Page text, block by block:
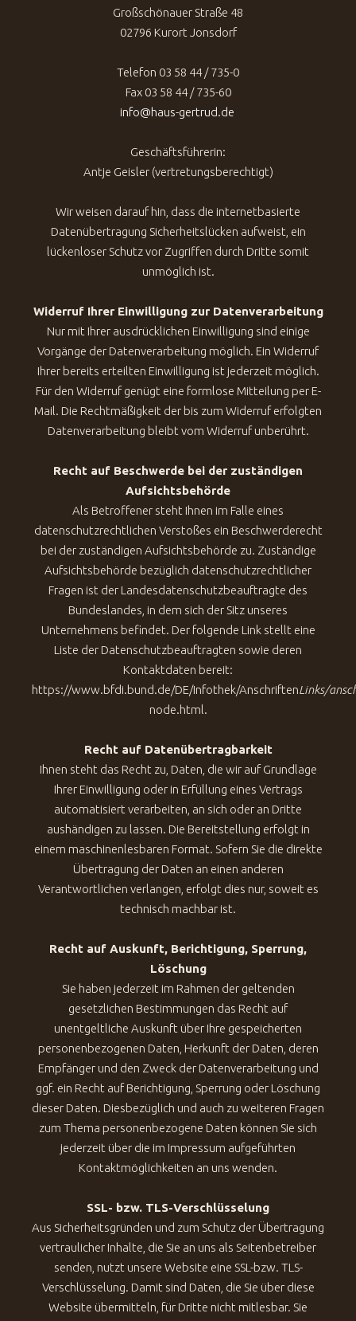
Großschönauer Straße 48
02796 Kurort Jonsdorf
Telefon 03 58 44 / 735-0
Fax 03 58 44 / 735-60
info@haus-gertrud.de
Geschäftsführerin:
Antje Geisler (vertretungsberechtigt)
Wir weisen darauf hin, dass die internetbasierte
Datenübertragung Sicherheitslücken aufweist, ein
lückenloser Schutz vor Zugriffen durch Dritte somit
unmöglich ist.
Widerruf Ihrer Einwilligung zur Datenverarbeitung
Nur mit Ihrer ausdrücklichen Einwilligung sind einige
Vorgänge der Datenverarbeitung möglich. Ein Widerruf
Ihrer bereits erteilten Einwilligung ist jederzeit möglich.
Für den Widerruf genügt eine formlose Mitteilung per E-
Mail. Die Rechtmäßigkeit der bis zum Widerruf erfolgten
Datenverarbeitung bleibt vom Widerruf unberührt.
Recht auf Beschwerde bei der zuständigen
Aufsichtsbehörde
Als Betroffener steht Ihnen im Falle eines
datenschutzrechtlichen Verstoßes ein Beschwerderecht
bei der zuständigen Aufsichtsbehörde zu. Zuständige
Aufsichtsbehörde bezüglich datenschutzrechtlicher
Fragen ist der Landesdatenschutzbeauftragte des
Bundeslandes, in dem sich der Sitz unseres
Unternehmens befindet. Der folgende Link stellt eine
Liste der Datenschutzbeauftragten sowie deren
Kontaktdaten bereit:
https://www.bfdi.bund.de/DE/Infothek/AnschriftenLinks/
node.html.
Recht auf Datenübertragbarkeit
Ihnen steht das Recht zu, Daten, die wir auf Grundlage
Ihrer Einwilligung oder in Erfüllung eines Vertrags
automatisiert verarbeiten, an sich oder an Dritte
aushändigen zu lassen. Die Bereitstellung erfolgt in
einem maschinenlesbaren Format. Sofern Sie die direkte
Übertragung der Daten an einen anderen
Verantwortlichen verlangen, erfolgt dies nur, soweit es
technisch machbar ist.
Recht auf Auskunft, Berichtigung, Sperrung,
Löschung
Sie haben jederzeit im Rahmen der geltenden
gesetzlichen Bestimmungen das Recht auf
unentgeltliche Auskunft über Ihre gespeicherten
personenbezogenen Daten, Herkunft der Daten, deren
Empfänger und den Zweck der Datenverarbeitung und
ggf. ein Recht auf Berichtigung, Sperrung oder Löschung
dieser Daten. Diesbezüglich und auch zu weiteren Fragen
zum Thema personenbezogene Daten können Sie sich
jederzeit über die im Impressum aufgeführten
Kontaktmöglichkeiten an uns wenden.
SSL- bzw. TLS-Verschlüsselung
Aus Sicherheitsgründen und zum Schutz der Übertragung
vertraulicher Inhalte, die Sie an uns als Seitenbetreiber
senden, nutzt unsere Website eine SSL-bzw. TLS-
Verschlüsselung. Damit sind Daten, die Sie über diese
Website übermitteln, für Dritte nicht mitlesbar. Sie